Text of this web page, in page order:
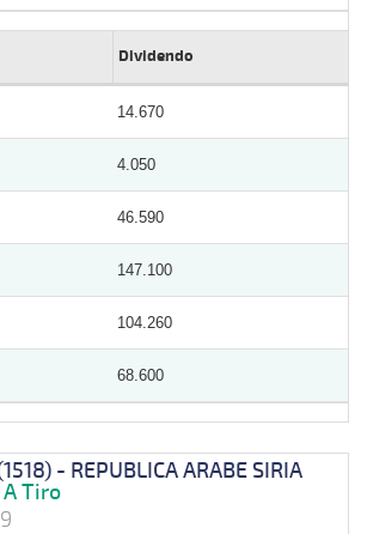
Dividendo
14.670
4.050
46.590
147.100
104.260
68.600
- REPUBLICA ARABE SIRIA
Tiro